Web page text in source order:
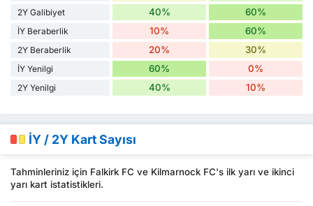
2Y Galibiyet 40% 60%
İY Beraberlik 10% 60%
2Y Beraberlik 20% 30%
İY Yenilgi 60% 0%
2Y Yenilgi 40% 10%
İY / 2Y Kart Sayısı
Tahminleriniz için Falkirk FC ve Kilmarnock FC's ilk yarı ve ikinci
yarı kart istatistikleri.